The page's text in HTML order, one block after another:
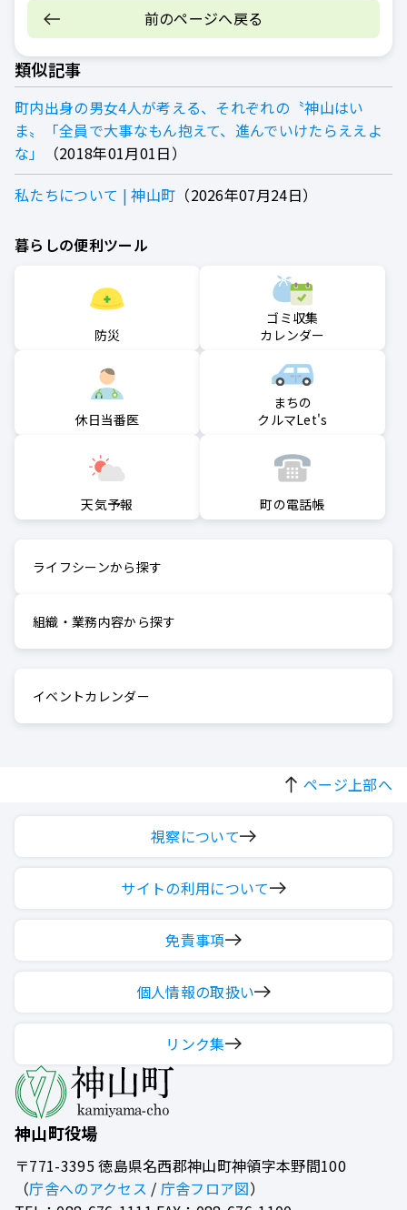
前のページへ戻る
類似記事
町内出身の男女4人が考える、それぞれの〝神山はい
ま〟「全員で大事なもん抱えて、進んでいけたらええよ
な」
2018年01月01日
私たちについて | 神山町
2026年07月24日
暮らしの便利ツール
防災
ゴミ収集
カレンダー
休日当番医
まちの
クルマLet's
天気予報 町の電話帳
ライフシーンから探す
組織・業務内容から探す
イベントカレンダー
ページ上部へ
神山町役場
〒771-3395徳島県名西郡神山町神領字本野間100
（庁舎へのアクセス / 庁舎フロア図）
視察について
サイトの利用について
免責事項
個人情報の取扱い
リンク集